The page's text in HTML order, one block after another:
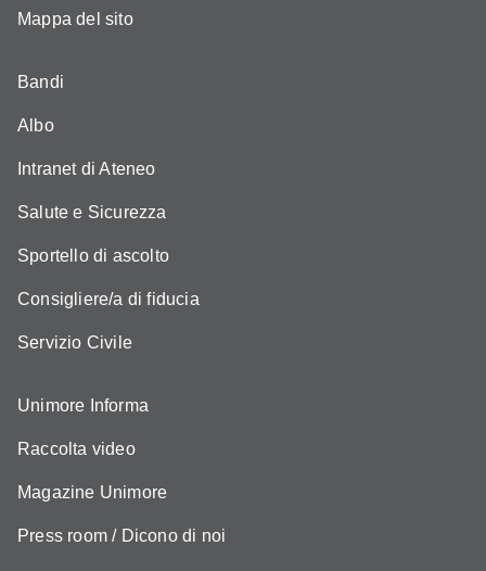
Mappa del sito
Bandi
Albo
Intranet di Ateneo
Salute e Sicurezza
Sportello di ascolto
Consigliere/a di fiducia
Servizio Civile
Unimore Informa
Raccolta video
Magazine Unimore
Press room / Dicono di noi